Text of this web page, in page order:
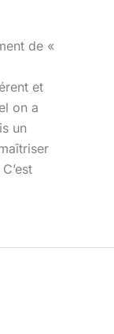
de «
et
on a
un